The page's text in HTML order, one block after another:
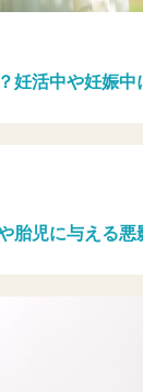
妊活中や妊娠
胎児に与える